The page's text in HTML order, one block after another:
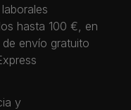
hasta 100 €, en
envío gratuito
y